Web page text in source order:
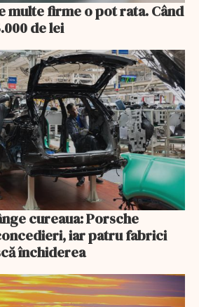
multe firme o pot rata. Când
de lei
cureaua: Porsche
iar patru fabrici
închiderea